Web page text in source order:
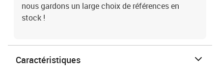
nous gardons un large choix de références en
stock !
Caractéristiques